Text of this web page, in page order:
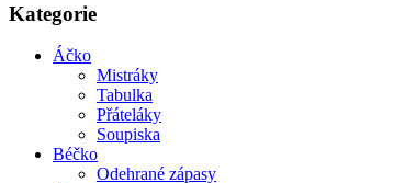
Kategorie
Áčko
Mistráky
Tabulka
Přáteláky
Soupiska
Béčko
Odehrané zápasy